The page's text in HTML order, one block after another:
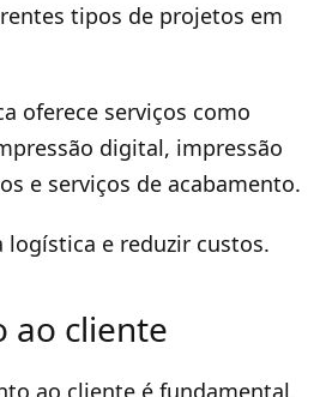
tipos de projetos em
oferece serviços como
digital, impressão
e serviços de acabamento.
e reduzir custos.
ao cliente